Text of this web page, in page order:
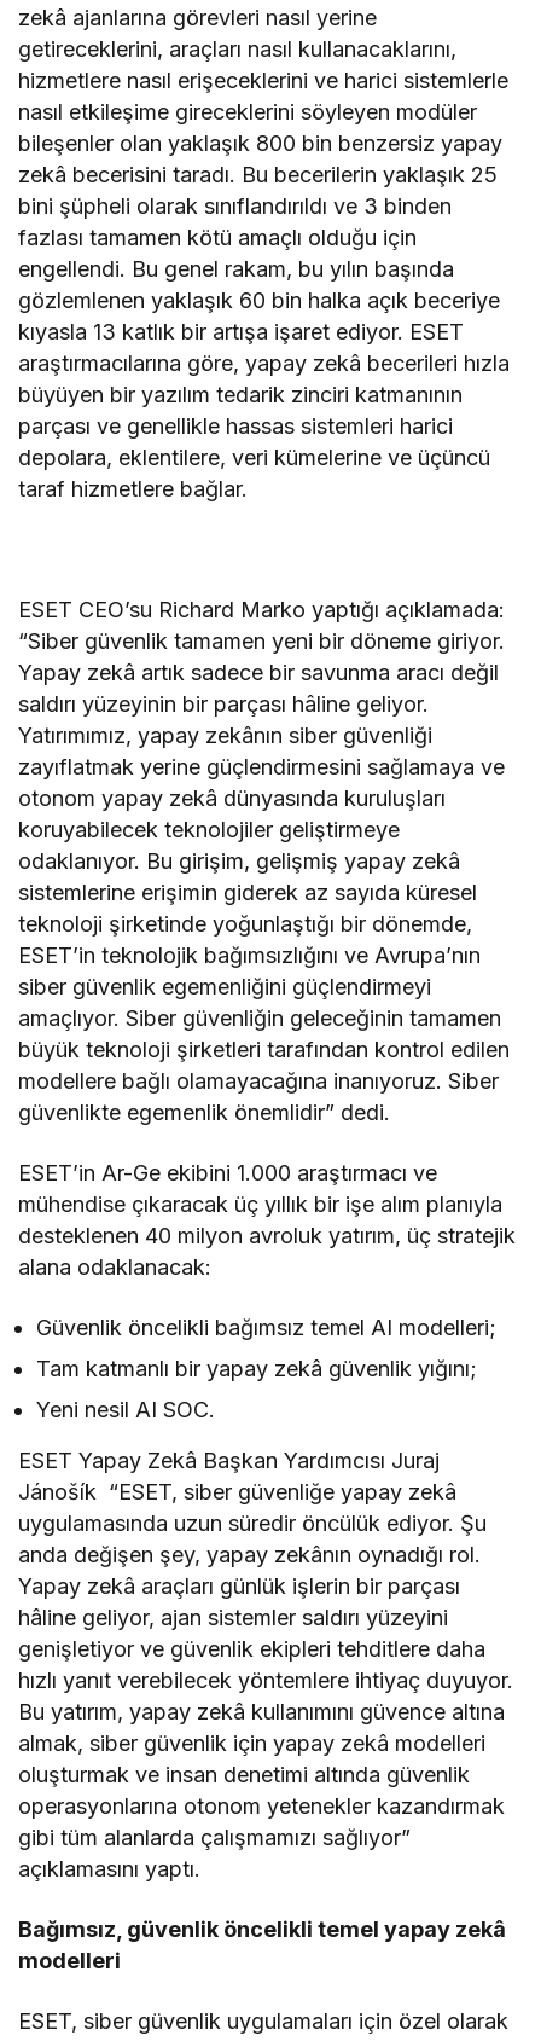
zekâ ajanlarına görevleri nasıl yerine
getireceklerini, araçları nasıl kullanacaklarını,
hizmetlere nasıl erişeceklerini ve harici sistemlerle
nasıl etkileşime gireceklerini söyleyen modüler
bileşenler olan yaklaşık 800 bin benzersiz yapay
zekâ becerisini taradı. Bu becerilerin yaklaşık 25
bini şüpheli olarak sınıflandırıldı ve 3 binden
fazlası tamamen kötü amaçlı olduğu için
engellendi. Bu genel rakam, bu yılın başında
gözlemlenen yaklaşık 60 bin halka açık beceriye
kıyasla 13 katlık bir artışa işaret ediyor. ESET
araştırmacılarına göre, yapay zekâ becerileri hızla
büyüyen bir yazılım tedarik zinciri katmanının
parçası ve genellikle hassas sistemleri harici
depolara, eklentilere, veri kümelerine ve üçüncü
taraf hizmetlere bağlar.
ESET CEO’su Richard Marko yaptığı açıklamada:
“Siber güvenlik tamamen yeni bir döneme giriyor.
Yapay zekâ artık sadece bir savunma aracı değil
saldırı yüzeyinin bir parçası hâline geliyor.
Yatırımımız, yapay zekânın siber güvenliği
zayıflatmak yerine güçlendirmesini sağlamaya ve
otonom yapay zekâ dünyasında kuruluşları
koruyabilecek teknolojiler geliştirmeye
odaklanıyor. Bu girişim, gelişmiş yapay zekâ
sistemlerine erişimin giderek az sayıda küresel
teknoloji şirketinde yoğunlaştığı bir dönemde,
ESET’in teknolojik bağımsızlığını ve Avrupa’nın
siber güvenlik egemenliğini güçlendirmeyi
amaçlıyor. Siber güvenliğin geleceğinin tamamen
büyük teknoloji şirketleri tarafından kontrol edilen
modellere bağlı olamayacağına inanıyoruz. Siber
güvenlikte egemenlik önemlidir” dedi.
ESET’in Ar-Ge ekibini 1.000 araştırmacı ve
mühendise çıkaracak üç yıllık bir işe alım planıyla
desteklenen 40 milyon avroluk yatırım, üç stratejik
alana odaklanacak:
Güvenlik öncelikli bağımsız temel AI modelleri;
Tam katmanlı bir yapay zekâ güvenlik yığını;
Yeni nesil AI SOC.
ESET Yapay Zekâ Başkan Yardımcısı Juraj
Jánošík “ESET, siber güvenliğe yapay zekâ
uygulamasında uzun süredir öncülük ediyor. Şu
anda değişen şey, yapay zekânın oynadığı rol.
Yapay zekâ araçları günlük işlerin bir parçası
hâline geliyor, ajan sistemler saldırı yüzeyini
genişletiyor ve güvenlik ekipleri tehditlere daha
hızlı yanıt verebilecek yöntemlere ihtiyaç duyuyor.
Bu yatırım, yapay zekâ kullanımını güvence altına
almak, siber güvenlik için yapay zekâ modelleri
oluşturmak ve insan denetimi altında güvenlik
operasyonlarına otonom yetenekler kazandırmak
gibi tüm alanlarda çalışmamızı sağlıyor”
açıklamasını yaptı.
Bağımsız, güvenlik öncelikli temel yapay zekâ
modelleri
ESET, siber güvenlik uygulamaları için özel olarak